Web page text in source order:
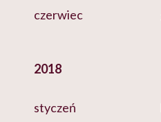
czerwiec
2018
styczeń